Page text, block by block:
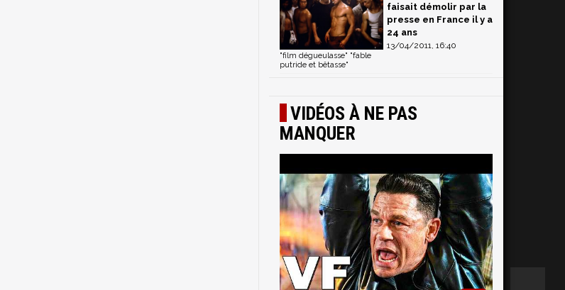
faisait démolir par la
presse en France il y a
24 ans
13/04/2011, 16:40
"film dégueulasse" "fable
putride et bêtasse"
VIDÉOS À NE PAS
MANQUER